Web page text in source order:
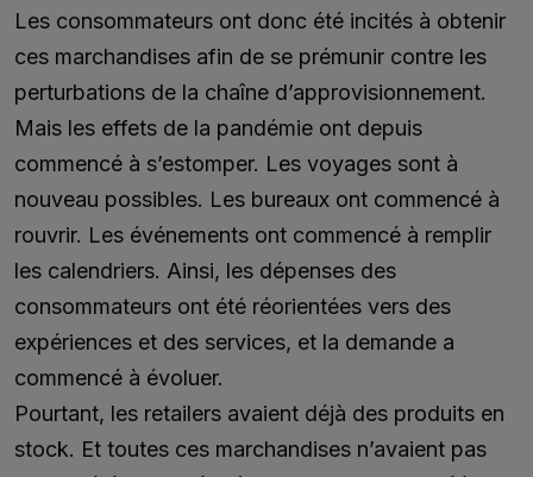
Les consommateurs ont donc été incités à obtenir
ces marchandises afin de se prémunir contre les
perturbations de la chaîne d’approvisionnement.
Mais les effets de la pandémie ont depuis
commencé à s’estomper. Les voyages sont à
nouveau possibles. Les bureaux ont commencé à
rouvrir. Les événements ont commencé à remplir
les calendriers. Ainsi, les dépenses des
consommateurs ont été réorientées vers des
expériences et des services, et la demande a
commencé à évoluer.
Pourtant, les retailers avaient déjà des produits en
stock. Et toutes ces marchandises n’avaient pas